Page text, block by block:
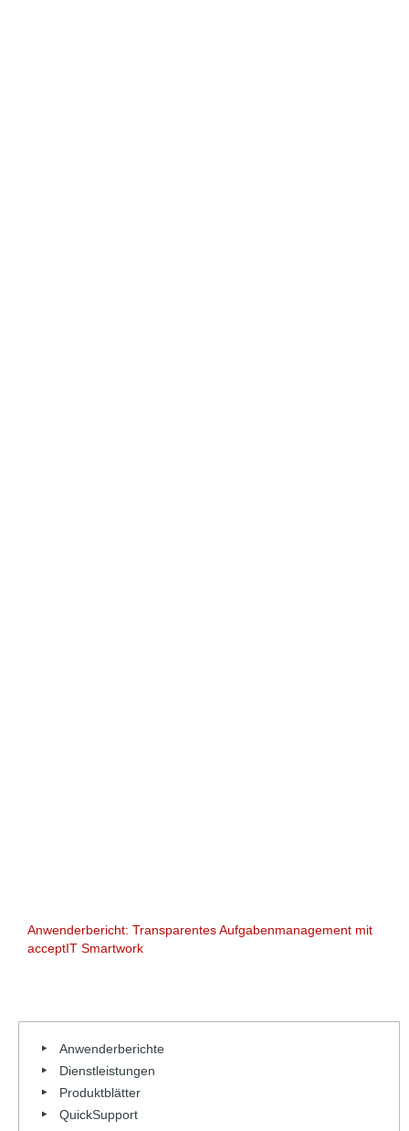
Anwenderbericht: Transparentes Aufgabenmanagement mit
acceptIT Smartwork
Anwenderberichte
Dienstleistungen
Produktblätter
QuickSupport